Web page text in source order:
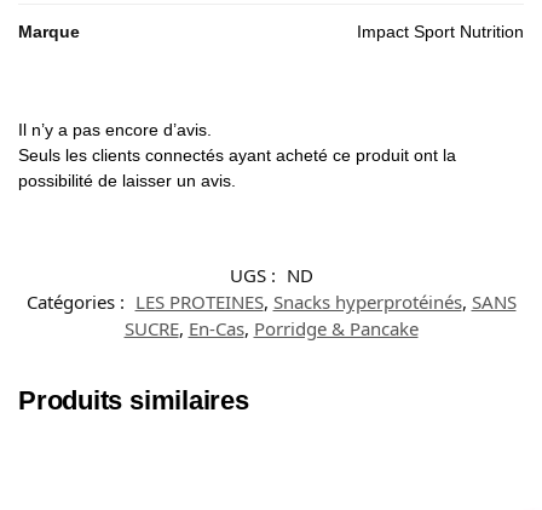
Marque Impact Sport Nutrition
Il n’y a pas encore d’avis.
Seuls les clients connectés ayant acheté ce produit ont la
possibilité de laisser un avis.
UGS : ND
Catégories : LES PROTEINES, Snacks hyperprotéinés, SANS
SUCRE, En-Cas, Porridge & Pancake
Produits similaires